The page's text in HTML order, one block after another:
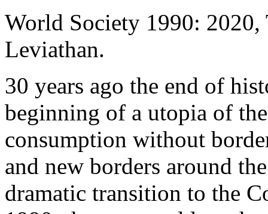
World Society 1990: 2020,
Leviathan.
30 years ago the end of
beginning of a utopia of
consumption without
and new borders around
dramatic transition to the